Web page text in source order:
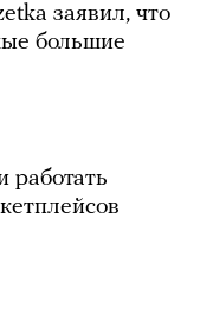
заявил, что
большие
работать